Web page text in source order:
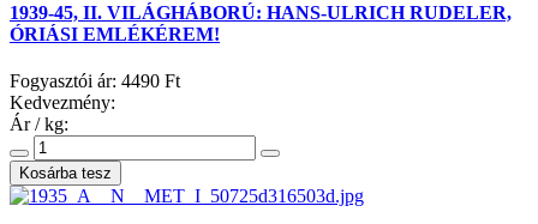
1939-45, II. VILÁGHÁBORÚ: HANS-ULRICH RUDELER,
ÓRIÁSI EMLÉKÉREM!
Fogyasztói ár: 4490 Ft
Kedvezmény:
Ár / kg: